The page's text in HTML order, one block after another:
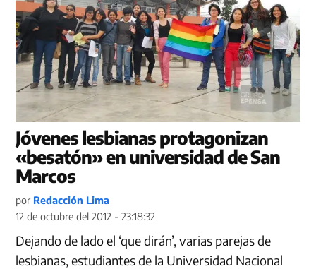
Jóvenes lesbianas protagonizan
«besatón» en universidad de San
Marcos
por Redacción Lima
12 de octubre del 2012 - 23:18:32
Dejando de lado el ‘que dirán’, varias parejas de
lesbianas, estudiantes de la Universidad Nacional